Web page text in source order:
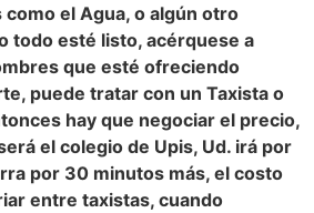
el Agua, o algún otro
todo esté listo, acérquese a
que esté ofreciendo
puede tratar con un Taxista o
hay que negociar el precio,
el colegio de Upis, Ud. irá por
por 30 minutos más, el costo
entre taxistas, cuando